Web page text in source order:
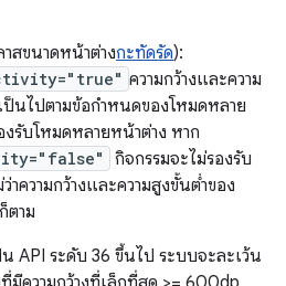
าสขนาดหน้าต่างกะทัดรัด):
ความกว้างและความ
ป็นไปตามข้อกำหนดของโหมดหลาย
งรับโหมดหลายหน้าต่าง หาก
กิจกรรมจะไม่รองรับ
าความกว้างและความสูงขั้นต่ำของ
ตาม
API ระดับ 36 ขึ้นไป ระบบจะละเว้น